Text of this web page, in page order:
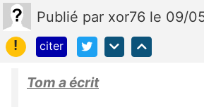
Publié par xor76 le 09/
!
citer
Tom a écrit